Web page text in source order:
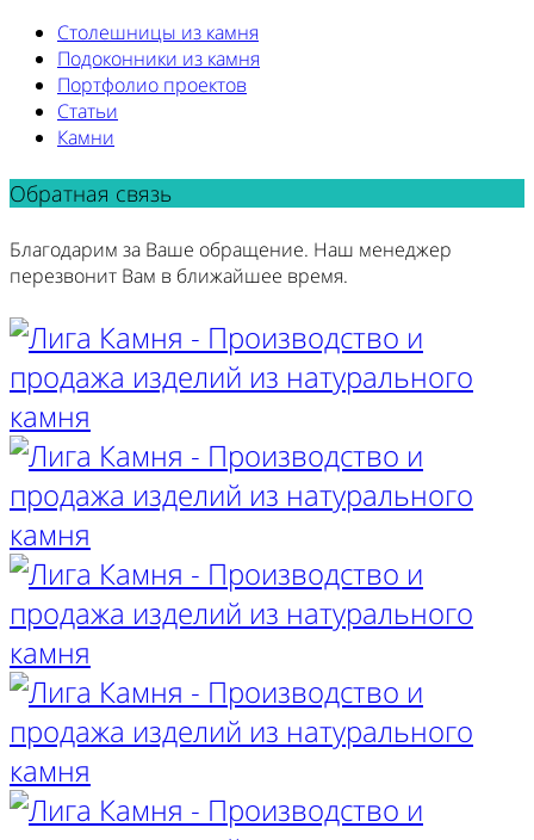
Столешницы из камня
Подоконники из камня
Портфолио проектов
Статьи
Камни
Обратная связь
Благодарим за Ваше обращение. Наш менеджер
перезвонит Вам в ближайшее время.